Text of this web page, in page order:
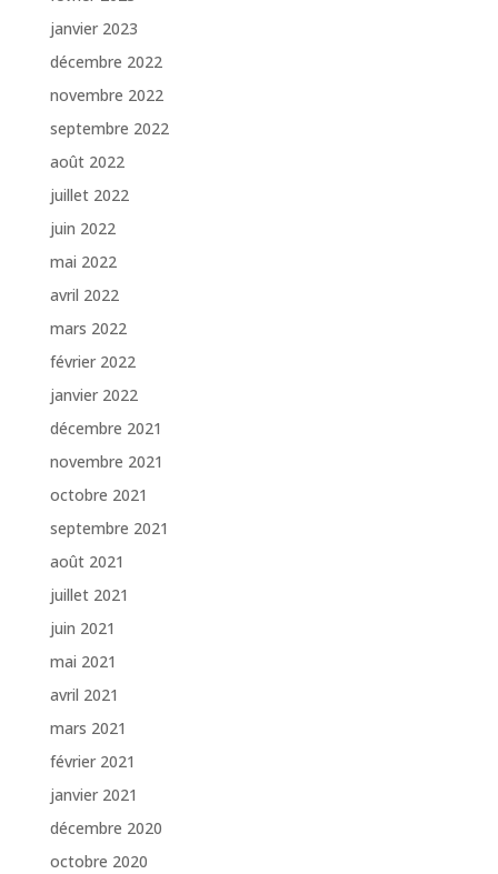
janvier 2023
décembre 2022
novembre 2022
septembre 2022
août 2022
juillet 2022
juin 2022
mai 2022
avril 2022
mars 2022
février 2022
janvier 2022
décembre 2021
novembre 2021
octobre 2021
septembre 2021
août 2021
juillet 2021
juin 2021
mai 2021
avril 2021
mars 2021
février 2021
janvier 2021
décembre 2020
octobre 2020